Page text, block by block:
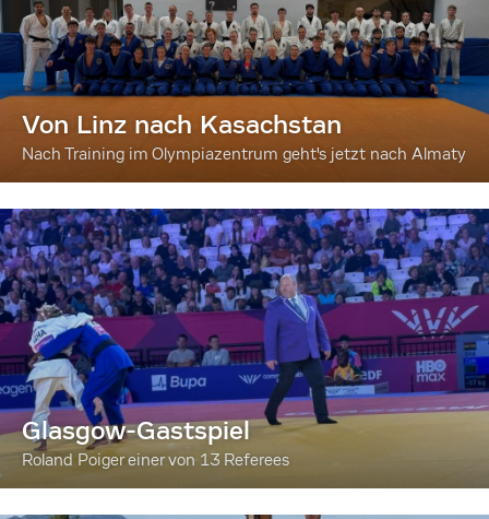
Von Linz nach Kasachstan
Nach Training im Olympiazentrum geht's jetzt nach Almaty
Glasgow-Gastspiel
Roland Poiger einer von 13 Referees